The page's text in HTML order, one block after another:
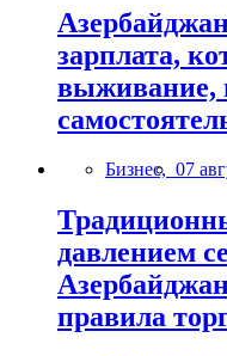
зарплата,
выживание,
Бизнес, 07
давлением
правила